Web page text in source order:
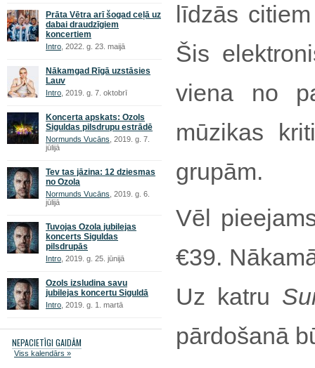
Prāta Vētra arī šogad ceļā uz
dabai draudzīgiem
koncertiem
Intro , 2022. g. 23. maijā
Nākamgad Rīgā uzstāsies
Lauv
Intro , 2019. g. 7. oktobrī
Koncerta apskats: Ozols
Siguldas pilsdrupu estrādē
Normunds Vucāns , 2019. g. 7.
jūlijā
Tev tas jāzina: 12 dziesmas
no Ozola
Normunds Vucāns , 2019. g. 6.
jūlijā
Tuvojas Ozola jubilejas
koncerts Siguldas
pilsdrupās
Intro , 2019. g. 25. jūnijā
Ozols izsludina savu
jubilejas koncertu Siguldā
Intro , 2019. g. 1. martā
NEPACIETĪGI GAIDĀM
Viss kalendārs »
līdzās
Šis
viena no
mūzikas
grupām.
Vēl
€39.
Uz katru
pārdošanā